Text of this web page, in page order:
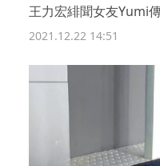
王力宏緋聞女友Yumi
2021.12.22 14:51